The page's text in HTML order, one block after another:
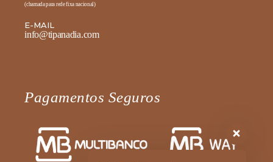
(chamada para rede fixa nacional)
E-MAIL
info@tipanadia.com
Pagamentos Seguros